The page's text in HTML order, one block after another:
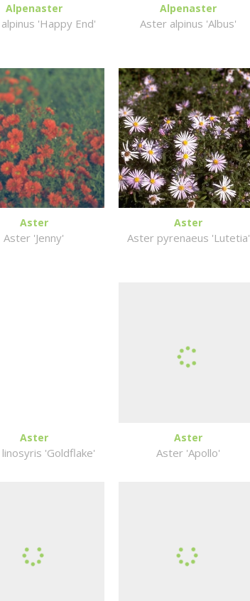
Alpenaster
'Happy End'
Alpenaster
Aster alpinus 'Albus'
Aster
Aster 'Jenny'
Aster
Aster pyrenaeus 'Lutetia'
Aster
'Goldflake'
Aster
Aster 'Apollo'